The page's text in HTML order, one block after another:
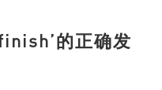
的正确发